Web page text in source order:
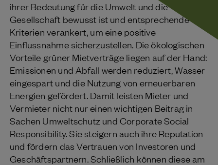
ihrer Bedeutung für die Umwelt und die
Gesellschaft bewusst ist und entsprechende
Kriterien verankert, um eine positive
Einflussnahme sicherzustellen. Die ökologischen
Vorteile grüner Mietverträge liegen auf der Hand:
Emissionen und Abfall werden reduziert, Wasser
eingespart und die Nutzung von erneuerbaren
Energien gefördert. Damit leisten Mieter und
Vermieter nicht nur einen wichtigen Beitrag in
Sachen Umweltschutz und Corporate Social
Responsibility. Sie steigern auch ihre Reputation
und fördern das Vertrauen von Investoren und
Geschäftspartnern. Schließlich können diese am